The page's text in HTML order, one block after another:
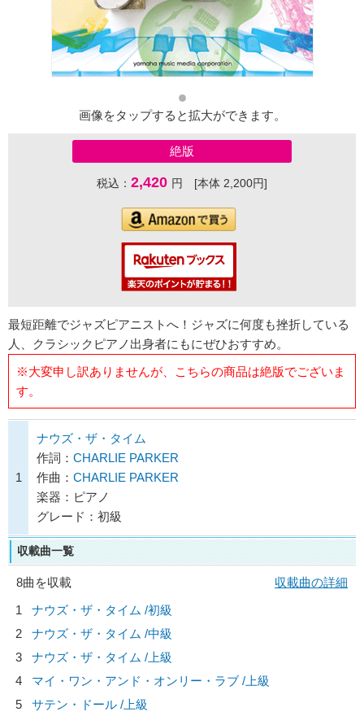
画像をタップすると拡大ができます。
絶版
税込： 2,420 円 [本体 2,200円]
最短距離でジャズピアニストへ！ジャズに何度も挫折している
人、クラシックピアノ出身者にもにぜひおすすめ。
※大変申し訳ありませんが、こちらの商品は絶版でございま
す。
1
ナウズ・ザ・タイム
作詞： CHARLIE PARKER
作曲： CHARLIE PARKER
楽器：ピアノ
グレード：初級
収載曲一覧
8曲を収載
収載曲の詳細
1
ナウズ・ザ・タイム /初級
2
ナウズ・ザ・タイム /中級
3
ナウズ・ザ・タイム /上級
4
マイ・ワン・アンド・オンリー・ラブ /上級
5
サテン・ドール /上級